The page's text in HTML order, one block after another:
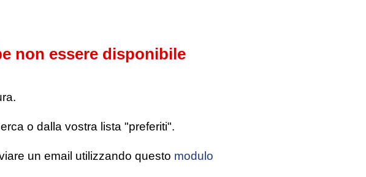
non essere disponibile
o dalla vostra lista "preferiti".
un email utilizzando questo modulo